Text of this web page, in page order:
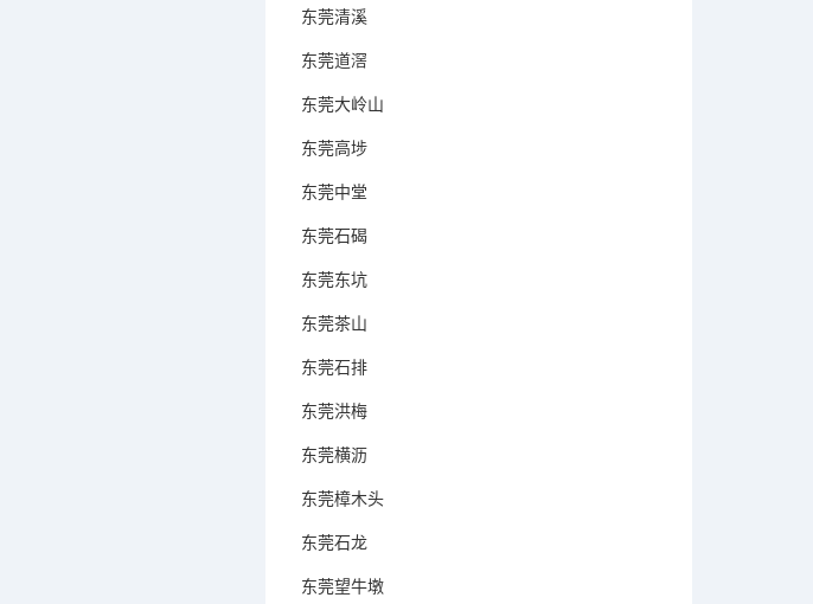
东莞清溪
东莞道滘
东莞大岭山
东莞高埗
东莞中堂
东莞石碣
东莞东坑
东莞茶山
东莞石排
东莞洪梅
东莞横沥
东莞樟木头
东莞石龙
东莞望牛墩